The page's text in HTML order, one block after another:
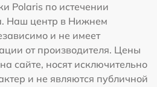
Polaris по истечении
Наш центр в Нижнем
и не имеет
от производителя. Цены
сайте, носят исключительно
и не являются публичной